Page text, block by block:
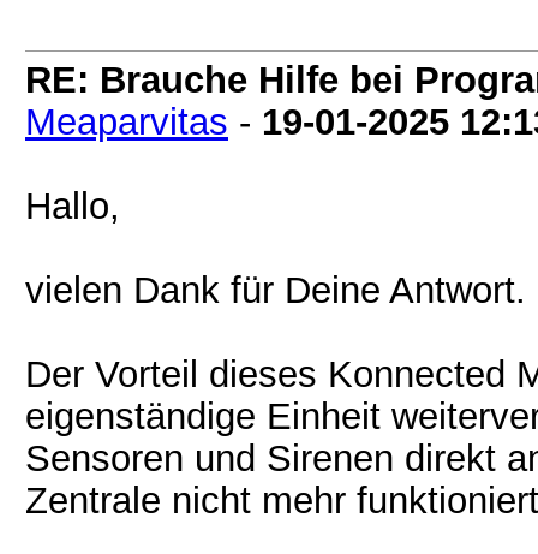
RE: Brauche Hilfe bei
Meaparvitas - 19-01-2025
Hallo,
vielen Dank für Deine Antwort.
Der Vorteil dieses Konnected
eigenständige Einheit
Sensoren und Sirenen direkt
Zentrale nicht mehr